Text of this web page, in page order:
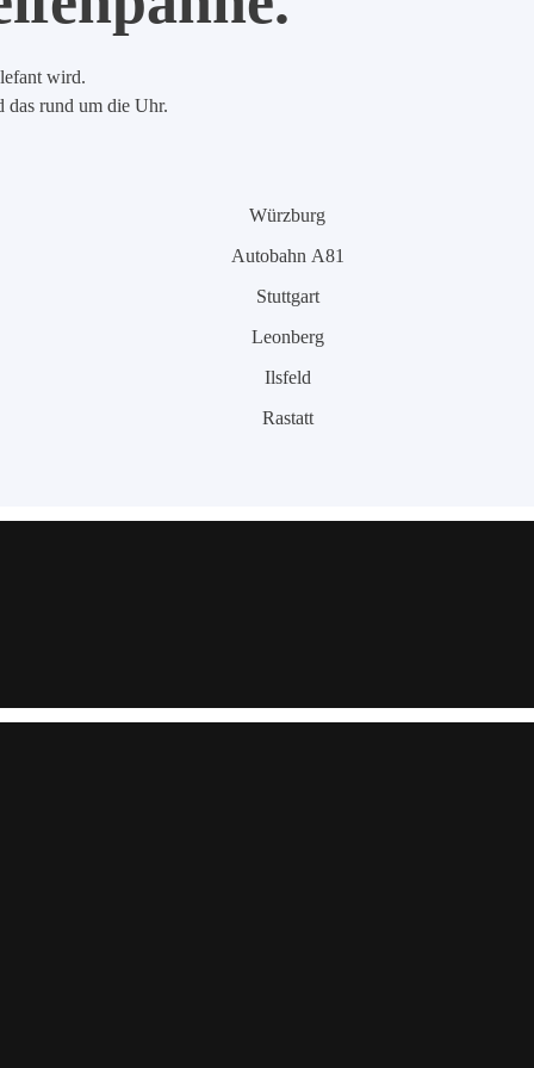
wird.
das rund um die Uhr.
Würzburg
Autobahn A81
Stuttgart
Leonberg
Ilsfeld
Rastatt